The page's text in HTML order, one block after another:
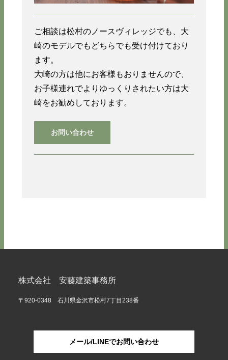
ご相談は松村のノースヴィレッジでも、大
崎のモデルでもどちらでも受け付けており
ます。
大崎の方は他にお客様もおりませんので、
お子様連れでよりゆっくりされたい方は大
崎をお勧めしております。
お問い合わせ
株式会社 安藤建築事務所
〒920-0348 石川県金沢市松村7丁目238番
メール/LINEでお問い合わせ